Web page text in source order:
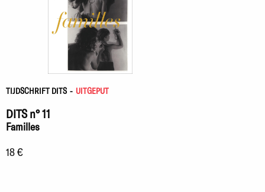
TIJDSCHRIFT DITS - UITGEPUT
DITS n° 11
Familles
18 €